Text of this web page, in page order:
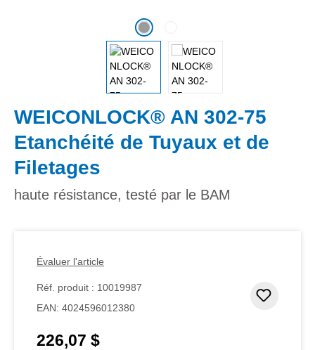
WEICONLOCK® AN 302-75
Etanchéité de Tuyaux et de
Filetages
haute résistance, testé par le BAM
Évaluer l'article
Réf. produit : 10019987
EAN: 4024596012380
Prix régulier :
226,07 $